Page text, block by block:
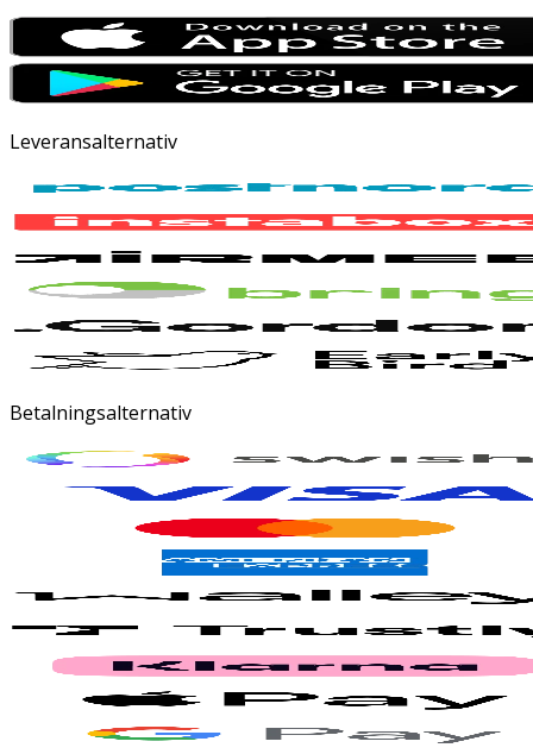
Leveransalternativ
Betalningsalternativ